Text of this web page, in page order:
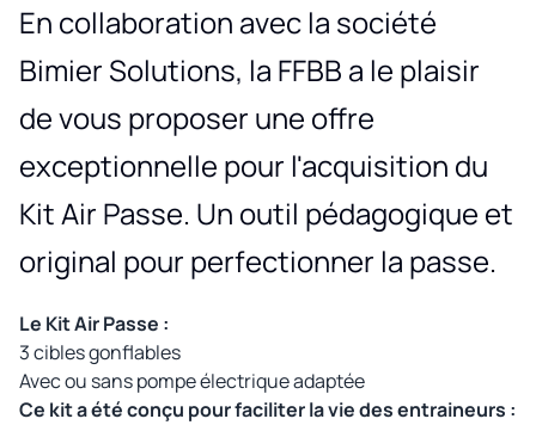
En collaboration avec la société
Bimier Solutions, la FFBB a le plaisir
de vous proposer une offre
exceptionnelle pour l'acquisition du
Kit Air Passe. Un outil pédagogique et
original pour perfectionner la passe.
Le Kit Air Passe :
3 cibles gonflables
Avec ou sans pompe électrique adaptée
Ce kit a été conçu pour faciliter la vie des entraineurs :